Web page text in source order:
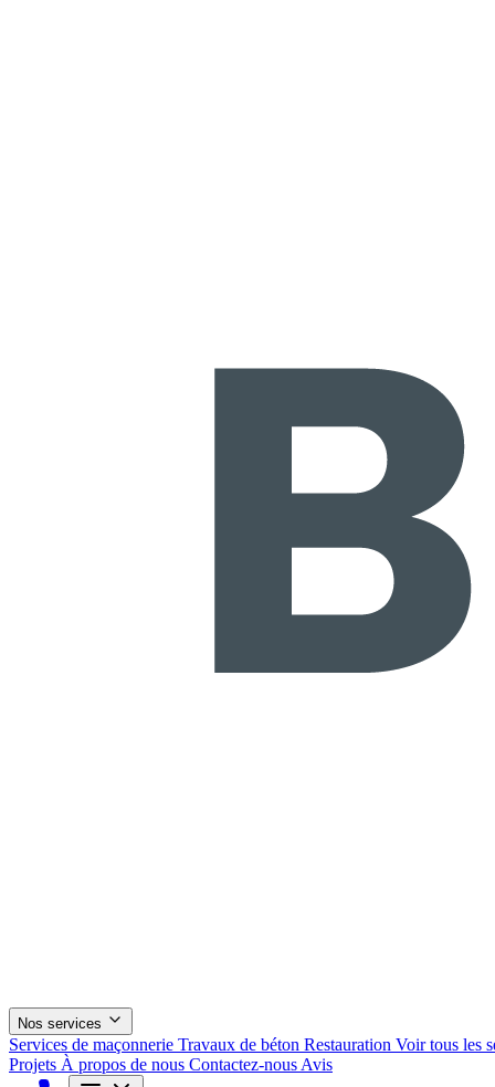
Nos services
Services de maçonnerie Travaux de béton Restauration Voir tous les
Projets À propos de nous Contactez-nous Avis